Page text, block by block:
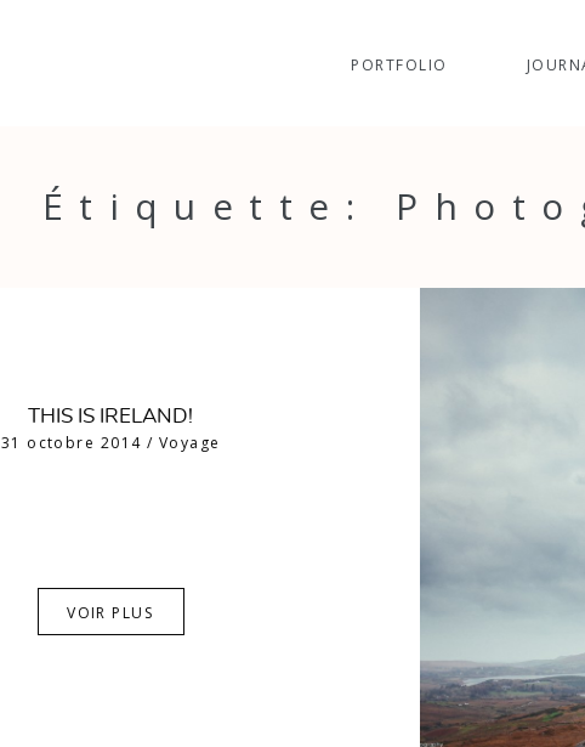
PORTFOLIO
Étiquette:
THIS IS IRELAND!
31 octobre 2014 / Voyage
VOIR PLUS